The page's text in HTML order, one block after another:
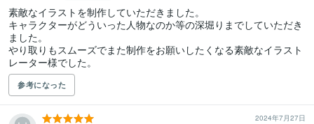
素敵なイラストを制作していただきました。
キャラクターがどういった人物なのか等の深堀りまでしていただき
ました。
やり取りもスムーズでまた制作をお願いしたくなる素敵なイラスト
レーター様でした。
参考になった
2024年7月27日